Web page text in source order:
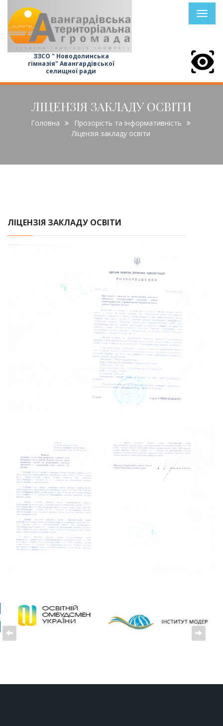
ЗЗСО " Новодолинська
гімназія" Авангардівської
селищної ради
ЛІЦЕНЗІЯ ЗАКЛАДУ ОСВІТИ
Головна
Прозорість та інформативність
Ліцензія закладу освіти
ЛІЦЕНЗІЯ ЗАКЛАДУ ОСВІТИ